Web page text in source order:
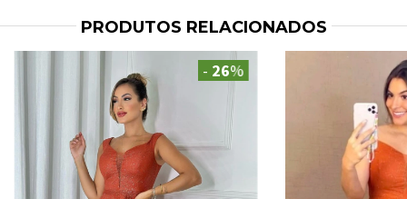
PRODUTOS RELACIONADOS
- 26%